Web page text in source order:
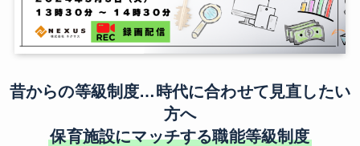
昔からの等級制度…時代に合わせて見直したい
方へ
保育施設にマッチする職能等級制度